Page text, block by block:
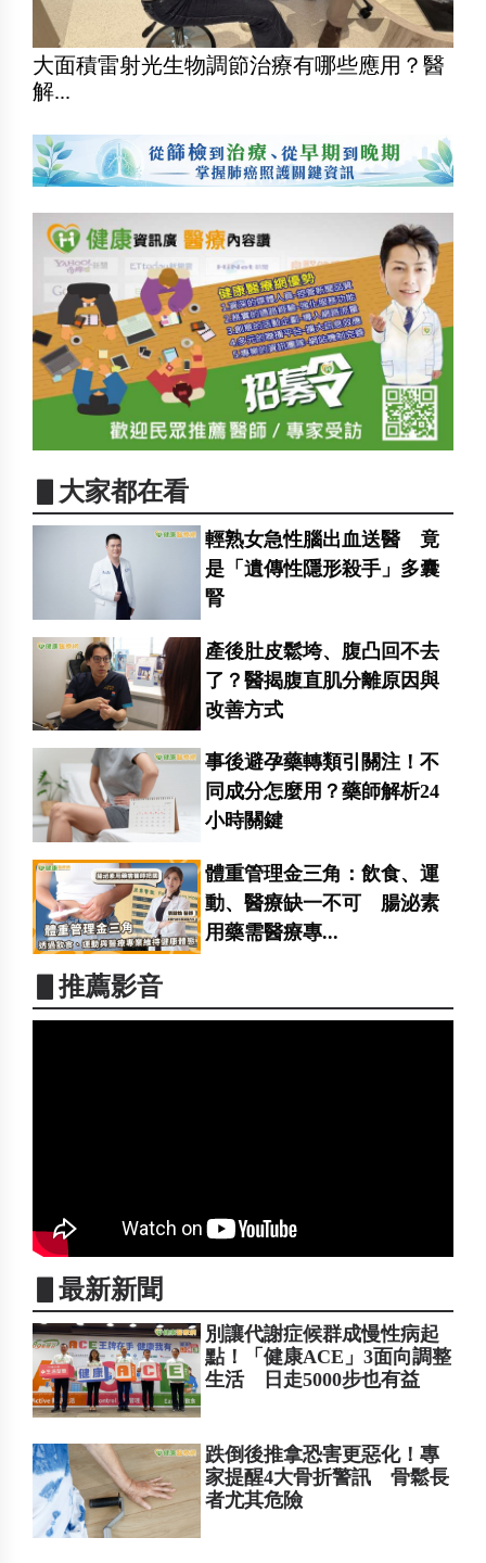
大面積雷射光生物調節治療有哪些應用？醫
解...
▋大家都在看
輕熟女急性腦出血送醫 竟
是「遺傳性隱形殺手」多囊
腎
產後肚皮鬆垮、腹凸回不去
了？醫揭腹直肌分離原因與
改善方式
事後避孕藥轉類引關注！不
同成分怎麼用？藥師解析24
小時關鍵
體重管理金三角：飲食、運
動、醫療缺一不可 腸泌素
用藥需醫療專...
▋推薦影音
▋最新新聞
別讓代謝症候群成慢性病起
點！「健康ACE」3面向調整
生活 日走5000步也有益
跌倒後推拿恐害更惡化！專
家提醒4大骨折警訊 骨鬆長
者尤其危險